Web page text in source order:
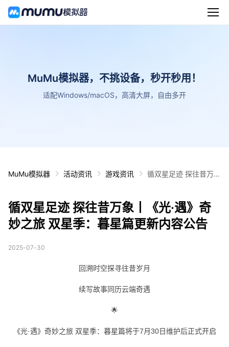
MuMu模拟器，不挑设备，秒开秒用！
适配Windows/macOS，高清大屏，自由多开
MuMu模拟器 活动资讯 游戏资讯
循双星足迹 探往昔万象
容公告
循双星足迹 探往昔万象丨《光·遇》奇
妙之旅 双星季：暮星篇更新内容公告
2025-07-30
回溯时空探寻往昔岁月
续写故事同历云端奇遇
🌟
《光·遇》奇妙之旅 双星季：暮星篇将于7月30日维护后正式开启